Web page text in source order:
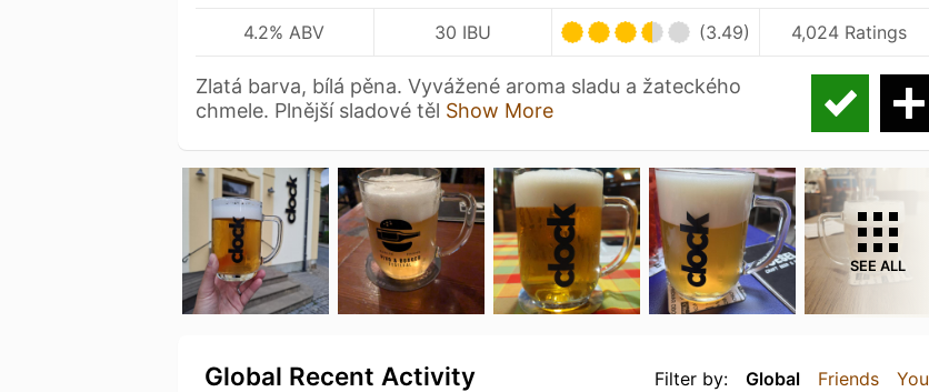
4.2% ABV 30 IBU (3.49) 4,024 Ratings
Zlatá barva, bílá pěna. Vyvážené aroma sladu a žateckého
chmele. Plnější sladové těl Show More
SEE ALL
Filter by: Global Friends You
Global Recent Activity